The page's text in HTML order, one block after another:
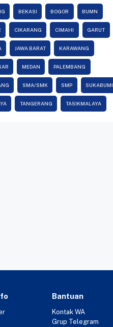
BEKASI BOGOR BUMN
CIKARANG CIMAHI GARUT
JAWA BARAT KARAWANG
MEDAN PALEMBANG
SMA/SMK SMP SUKABUMI
TANGERANG TASIKMALAYA
Bantuan
Kontak WA
Grup Telegram